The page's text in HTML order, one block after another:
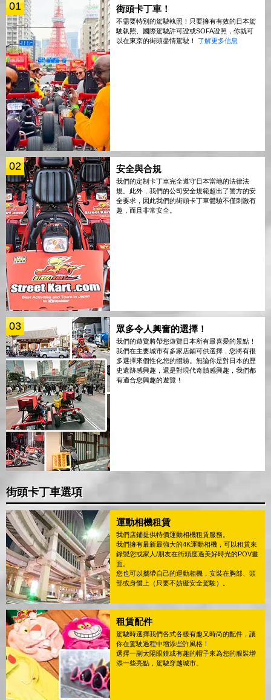
01 街頭卡丁車！
不需要特別的駕駛執照！只要擁有有效的日本駕
駛執照、國際駕駛許可證或SOFA證照，你就可
以在東京的街頭盡情駕駛！ 了解更多信息
02 安全與合規
我們的定制卡丁車完全遵守日本當地的法律法
規。此外，我們的公司安全規範超出了警方的安
全要求，因此我們的街頭卡丁車體驗不僅刺激有
趣，而且非常安全。
03 眾多令人興奮的選擇！
我們的遊覽將帶您遊覽日本所有最喜愛的景點！
我們在主要城市有多家店鋪可供選擇，您將有很
多選擇來個性化您的體驗。無論你是對日本的歷
史遺跡感興趣，還是對現代奇蹟感興趣，我們都
有適合您興趣的遊覽！
街頭卡丁車選項
運動相機租賃
我們店鋪提供特價運動相機租賃服務。
我們擁有最新最強大的4K運動相機，可以租賃來
錄製您或家人/朋友在街頭度過美好時光的POV畫
面。
您也可以攜帶自己的運動相機，安裝在胸部、頭
部或身體上（只要不妨礙安全駕駛）。
租賃配件
駕駛時選擇我們各式各樣有趣又時尚的配件，讓
你在駕駛過程中增添些許風格！
選擇一副太陽眼鏡或有趣的帽子來為您的服裝增
添一些亮點，駕駛穿越城市。